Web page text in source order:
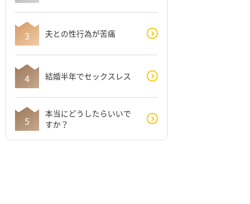
夫との性行為が苦痛
結婚半年でセックスレス
本当にどうしたらいいで
すか？